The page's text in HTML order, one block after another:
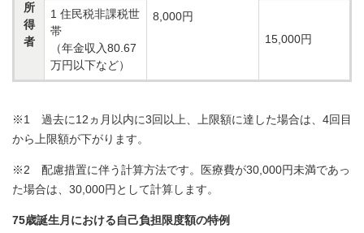
所
得
者
8,000円
1 住民税非課税世
帯
（年金収入80.67
万円以下など）
15,000円
※1 過去に12ヵ月以内に3回以上、上限額に達した場合は、4回目
から上限額が下がります。
※2 配慮措置に伴う計算方法です。医療費が30,000円未満であっ
た場合は、30,000円として計算します。
75歳誕生月における自己負担限度額の特例